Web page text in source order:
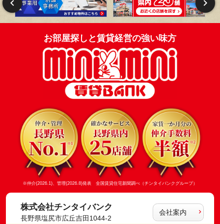
お部屋探しと賃貸経営の強い味方
※仲介(2026.1)、管理(2026.8)発表 全国賃貸住宅新聞調べ（チンタイバンクグループ）
株式会社チンタイバンク
長野県塩尻市広丘吉田1044-2
会社案内